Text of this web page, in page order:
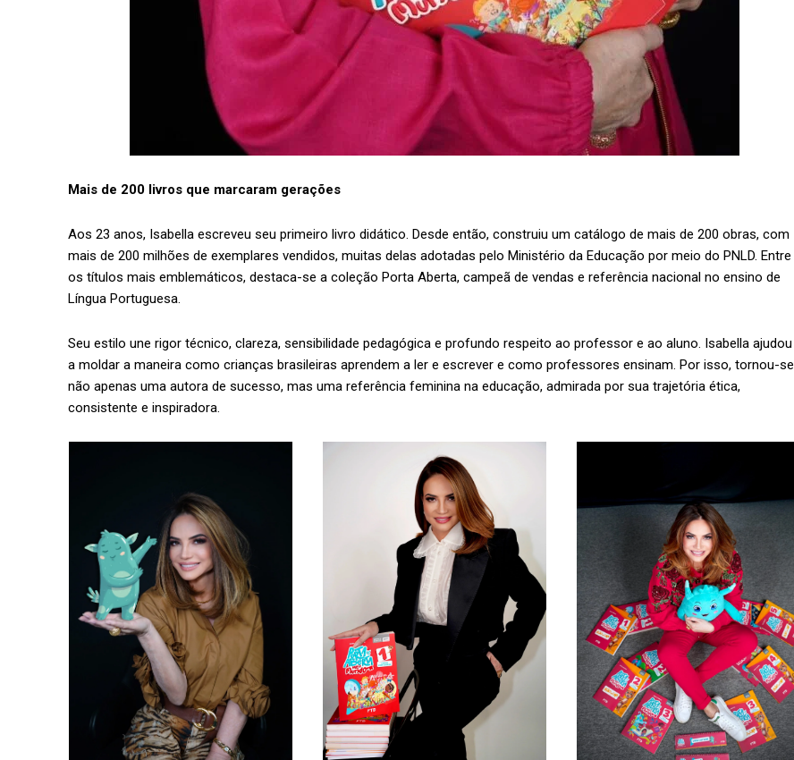
Mais de 200 livros que marcaram gerações
Aos 23 anos, Isabella escreveu seu primeiro livro didático. Desde então, construiu um catálogo de mais de 200 obras, com
mais de 200 milhões de exemplares vendidos, muitas delas adotadas pelo Ministério da Educação por meio do PNLD. Entre
os títulos mais emblemáticos, destaca-se a coleção Porta Aberta, campeã de vendas e referência nacional no ensino de
Língua Portuguesa.
Seu estilo une rigor técnico, clareza, sensibilidade pedagógica e profundo respeito ao professor e ao aluno. Isabella ajudou
a moldar a maneira como crianças brasileiras aprendem a ler e escrever e como professores ensinam. Por isso, tornou-se
não apenas uma autora de sucesso, mas uma referência feminina na educação, admirada por sua trajetória ética,
consistente e inspiradora.